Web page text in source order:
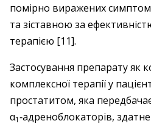
помірно виражених
та зіставною за
терапією [11].
Застосування препарату як
комплексної терапії у
простатитом, яка
α1‑адреноблокаторів,